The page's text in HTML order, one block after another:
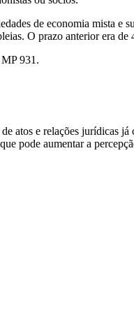
de economia mista e
O prazo anterior era
931.
atos e relações jurídicas já
pode aumentar a